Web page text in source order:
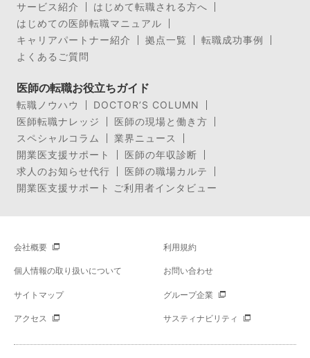
サービス紹介
はじめて転職される方へ
はじめての医師転職マニュアル
キャリアパートナー紹介
拠点一覧
転職成功事例
よくあるご質問
医師の転職お役立ちガイド
転職ノウハウ
DOCTOR’S COLUMN
医師転職ナレッジ
医師の現場と働き方
スペシャルコラム
業界ニュース
開業医支援サポート
医師の年収診断
求人のお知らせ代行
医師の職場カルテ
開業医支援サポート ご利用者インタビュー
会社概要 利用規約
個人情報の取り扱いについて お問い合わせ
サイトマップ グループ企業
アクセス サスティナビリティ